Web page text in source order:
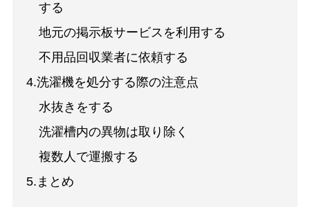
する
地元の掲示板サービスを利用する
不用品回収業者に依頼する
4.洗濯機を処分する際の注意点
水抜きをする
洗濯槽内の異物は取り除く
複数人で運搬する
5.まとめ